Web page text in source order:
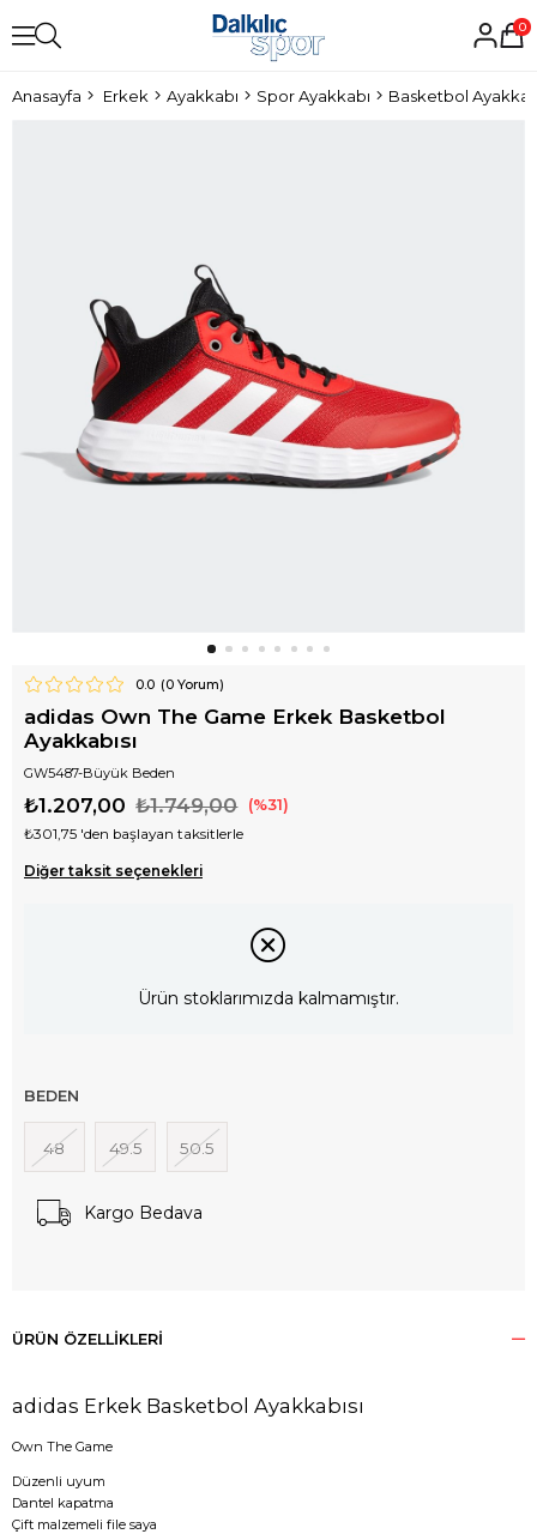
0
Anasayfa Erkek Ayakkabı Spor Ayakkabı Basketbol
0.0 (0Yorum)
adidas Own The Game Erkek Basketbol
Ayakkabısı
GW5487-Büyük Beden
₺1.749,00
₺1.207,00 31
₺301,75 'den başlayan taksitlerle
Diğer taksit seçenekleri
Ürün stoklarımızda kalmamıştır.
BEDEN
48 49.5 50.5
Kargo Bedava
ÜRÜN ÖZELLIKLERI
adidas Erkek Basketbol Ayakkabısı
Own The Game
Düzenli uyum
Dantel kapatma
Çift malzemeli file saya